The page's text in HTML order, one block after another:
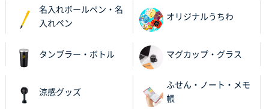
ラミネート紙袋 規格L4サイズ(B4対応) 1000枚
2025年12月04日 17:34
2025年12月02日 23:00
名入れボールペン・名
入れペン
オリジナルうちわ
タンブラー・ボトル マグカップ・グラス
涼感グッズ
ふせん・ノート・メモ
帳